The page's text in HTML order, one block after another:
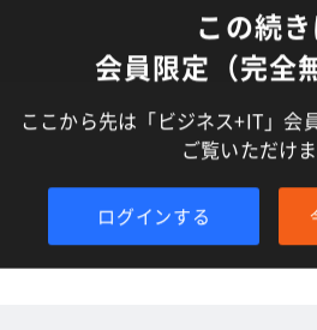
この続
会員限定（完全
ここから先は「ビジネス+IT」会
ご覧いただけま
ログインする